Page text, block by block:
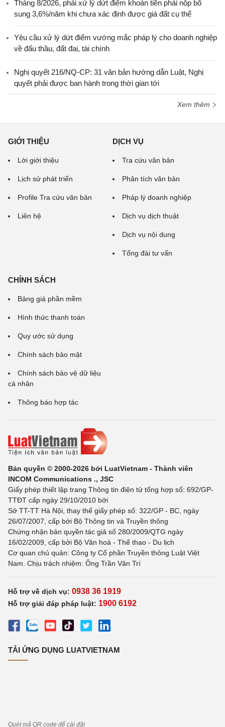
Tháng 8/2026, phải xử lý dứt điểm khoản tiền phải nộp bổ
sung 3,6%/năm khi chưa xác định được giá đất cụ thể
Yêu cầu xử lý dứt điểm vướng mắc pháp lý cho doanh nghiệp
về đấu thầu, đất đai, tài chính
Nghị quyết 216/NQ-CP: 31 văn bản hướng dẫn Luật, Nghị
quyết phải được ban hành trong thời gian tới
Xem thêm
GIỚI THIỆU
Lời giới thiệu
Lịch sử phát triển
Profile Tra cứu văn bản
Liên hệ
DỊCH VỤ
Tra cứu văn bản
Phân tích văn bản
Pháp lý doanh nghiệp
Dịch vụ dịch thuật
Dịch vụ nội dung
Tổng đài tư vấn
CHÍNH SÁCH
Bảng giá phần mềm
Hình thức thanh toán
Quy ước sử dụng
Chính sách bảo mật
Chính sách bảo vệ dữ liệu
cá nhân
Thông báo hợp tác
Bản quyền © 2000-2026 bởi LuatVietnam - Thành viên
INCOM Communications ., JSC
Giấy phép thiết lập trang Thông tin điện tử tổng hợp số: 692/GP-
TTĐT cấp ngày 29/10/2010 bởi
Sở TT-TT Hà Nội, thay thế giấy phép số: 322/GP - BC, ngày
26/07/2007, cấp bởi Bộ Thông tin và Truyền thông
Chứng nhận bản quyền tác giả số 280/2009/QTG ngày
16/02/2009, cấp bởi Bộ Văn hoá - Thể thao - Du lịch
Cơ quan chủ quản: Công ty Cổ phần Truyền thông Luật Việt
Nam. Chịu trách nhiệm: Ông Trần Văn Trí
Hỗ trợ về dịch vụ: 0938 36 1919
Hỗ trợ giải đáp pháp luật: 1900 6192
TẢI ỨNG DỤNG LUATVIETNAM
Quét mã QR code để cài đặt